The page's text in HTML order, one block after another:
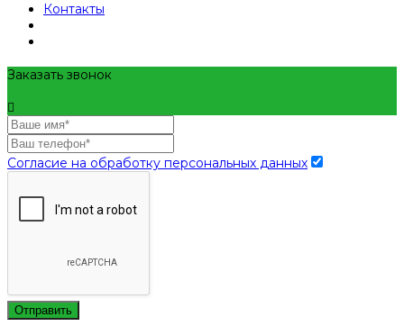
Контакты
Заказать звонок
Согласие на обработку персональных данных
Отправить